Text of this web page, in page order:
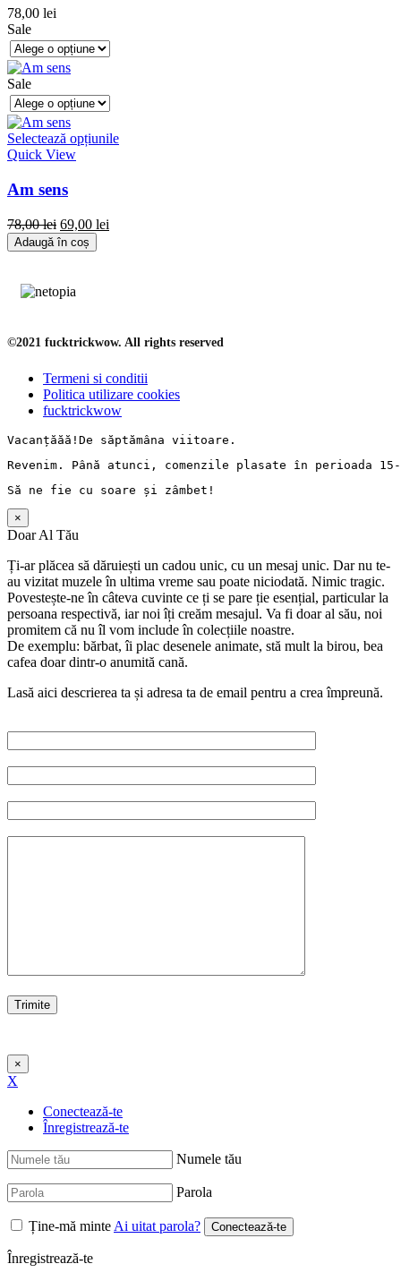
78,00 lei
Sale
Sale
Selectează opțiunile
Quick View
Am sens
78,00lei 69,00 lei
Adaugă în coș
©2021 fucktrickwow. All rights reserved
Termeni si conditii
Politica utilizare cookies
fucktrickwow
Vacanțăăă!De săptămâna viitoare.
Revenim. Până atunci, comenzile plasate în perioada
Să ne fie cu soare și zâmbet !
×
Doar Al Tău
Ți-ar plăcea să dăruiești un cadou unic, cu un mesaj unic. Dar nu te-
au vizitat muzele în ultima vreme sau poate niciodată. Nimic tragic.
Povestește-ne în câteva cuvinte ce ți se pare ție esențial, particular la
persoana respectivă, iar noi îți creăm mesajul. Va fi doar al său, noi
promitem că nu îl vom include în colecțiile noastre.
De exemplu: bărbat, îi plac desenele animate, stă mult la birou, bea
cafea doar dintr-o anumită cană.
Lasă aici descrierea ta și adresa ta de email pentru a crea împreună.
×
X
Conectează-te
Înregistrează-te
Numele tău
Parola
Ține-mă minte Ai uitat parola?
Înregistrează-te